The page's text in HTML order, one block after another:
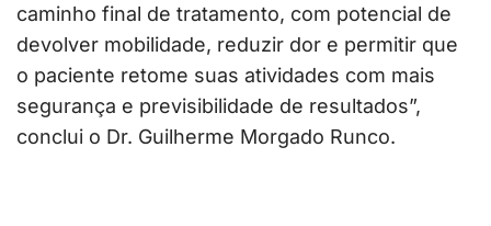
caminho final de tratamento, com potencial de
devolver mobilidade, reduzir dor e permitir que
o paciente retome suas atividades com mais
segurança e previsibilidade de resultados”,
conclui o Dr. Guilherme Morgado Runco.